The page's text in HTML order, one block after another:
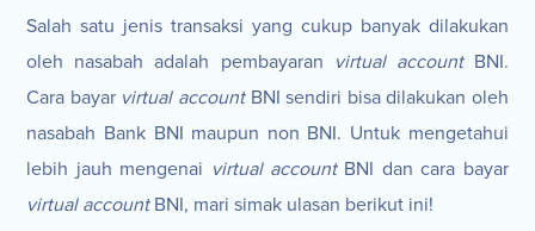
Salah satu jenis transaksi yang cukup banyak dilakukan
oleh nasabah adalah pembayaran virtual accountBNI.
Cara bayar virtual accountBNI sendiri bisa dilakukan oleh
nasabah Bank BNI maupun non BNI. Untuk mengetahui
lebih jauh mengenai virtual accountBNI dan cara bayar
virtual accountBNI, mari simak ulasan berikut ini!